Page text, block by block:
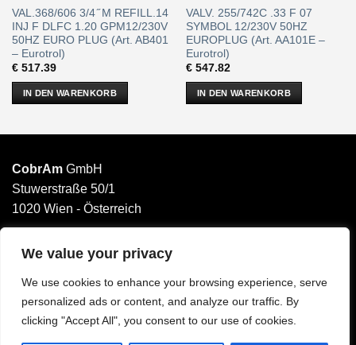
We value your privacy
We use cookies to enhance your browsing experience, serve
personalized ads or content, and analyze our traffic. By
clicking "Accept All", you consent to our use of cookies.
VAL.368/606 3/4 ̋ M REFILL.14
INJ F DLFC 1.20 GPM12/230V
50HZ EURO PLUG (Art. AB401
– Eurotrol)
€517.39
IN DEN WARENKORB
VALV. 255/742C .33 F 07
SYMBOL 12/230V 50HZ
EUROPLUG (Art. AA101E –
Eurotrol)
€547.82
IN DEN WARENKORB
CobrAm GmbH
Stuwerstraße 50/1
1020 Wien - Österreich
______________________
Email: office@cobram.gmbh
Impressum
AGB
Datenschutzerklärung